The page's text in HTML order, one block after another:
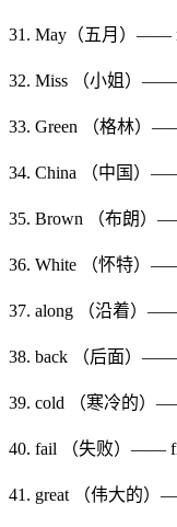
31. May（五月）——
32. Miss （小姐）——
33. Green （格林）
34. China （中国）
35. Brown （布朗）
36. White （怀特）
37. along （沿着）——
38. back （后面）——
39. cold （寒冷的）
40. fail （失败）——
41. great （伟大的）